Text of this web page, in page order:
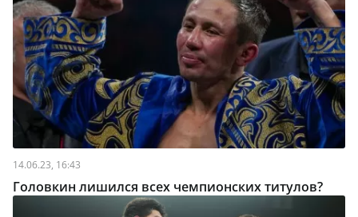
14.06.23, 16:43
Головкин лишился всех чемпионских титулов?